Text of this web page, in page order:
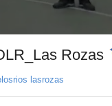
Rozas -
lasrozas